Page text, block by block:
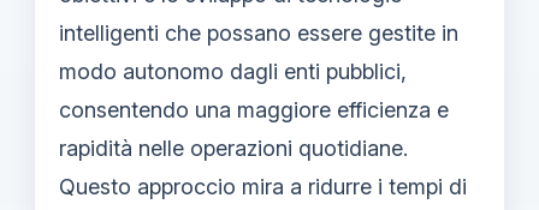
intelligenti che possano essere gestite in
modo autonomo dagli enti pubblici,
consentendo una maggiore efficienza e
rapidità nelle operazioni quotidiane.
Questo approccio mira a ridurre i tempi di